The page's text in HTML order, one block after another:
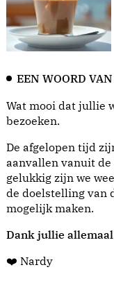
EEN WOORD
Wat mooi dat jullie
bezoeken.
De afgelopen tijd
aanvallen vanuit
gelukkig zijn we
de doelstelling van
mogelijk maken.
Dank jullie
❤️ Nardy